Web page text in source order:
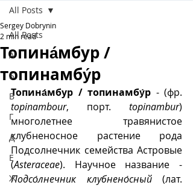
All Posts
А
Б
В
Г
Д
Е
Ж
All Posts
Топина́мбур /
топинамбу́р
Sergey Dobrynin
2 min read
Топина́мбур / топинамбу́р
topinambour, порт. topinambur)
многолетнее травянистое
клубненосное растение рода
Подсолнечник семейства Астровые
(Asteraceae
Подсо́лнечник клубнено́сный